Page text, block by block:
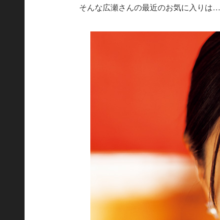
そんな広瀬さんの最近のお気に入りは